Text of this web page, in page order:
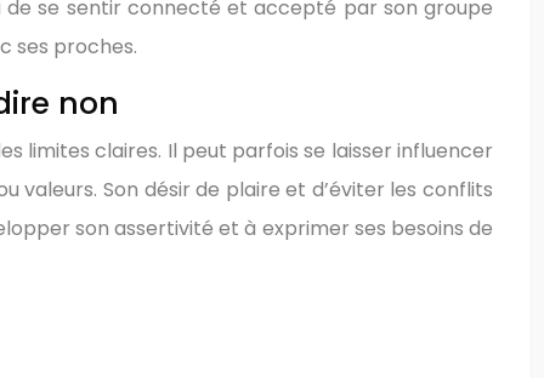
se sentir connecté et accepté par son groupe
ses proches.
non
limites claires. Il peut parfois se laisser influencer
Son désir de plaire et d’éviter les conflits
son assertivité et à exprimer ses besoins de